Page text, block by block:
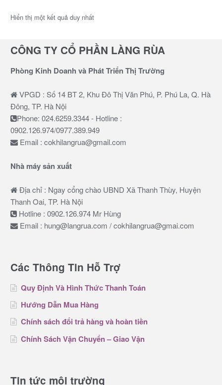
Hiển thị một kết quả duy nhất
CÔNG TY CỔ PHẦN LÀNG RÙA
Phòng Kinh Doanh và Phát Triển Thị Trường
VPGD : Số 14 BT 2, Khu Đô Thị Văn Phú, P. Phú La, Q. Hà
Đông, TP. Hà Nội
Phone: 024.6259.3344 - Hotline :
0902.126.974/0977.389.949
Email : cokhilangrua@gmail.com
Nhà máy sản xuất
Địa chỉ : Ngay cổng chào UBND Xã Thanh Thùy, Huyện
Thanh Oai, TP. Hà Nội
Hotline : 0902.126.974 Mr Hùng
Email : hung@langrua.com / cokhilangrua@gmai.com
Các Thông Tin Hỗ Trợ
Quy Định Và Hình Thức Thanh Toán
Hướng Dẫn Mua Hàng
Chính sách đổi trả hàng và hoàn tiền
Chính Sách Vận Chuyển – Giao Vận
Tin tức môi trường